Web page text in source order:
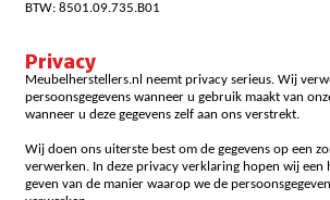
BTW: 8501.09.735.B01
Privacy
Meubelherstellers.nl neemt privacy serieus. Wij
persoonsgegevens wanneer u gebruik maakt van
wanneer u deze gegevens zelf aan ons verstrekt.
Wij doen ons uiterste best om de gegevens op een
verwerken. In deze privacy verklaring hopen wij een
geven van de manier waarop we de